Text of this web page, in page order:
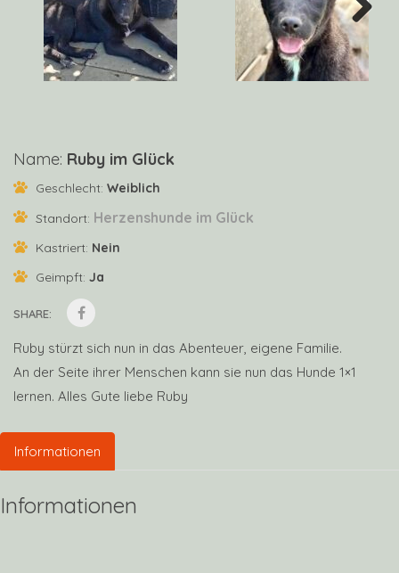
Next
Name: Ruby im Glück
Geschlecht: Weiblich
Standort: Herzenshunde im Glück
Kastriert: Nein
Geimpft: Ja
SHARE:
Ruby stürzt sich nun in das Abenteuer, eigene Familie.
An der Seite ihrer Menschen kann sie nun das Hunde 1×1
lernen. Alles Gute liebe Ruby
Informationen
Informationen